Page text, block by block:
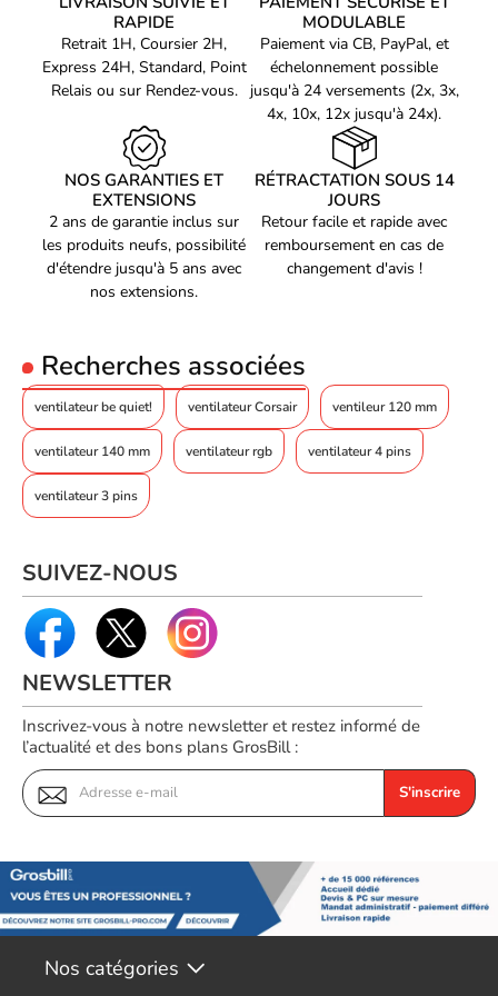
Connecteur 4 pins
Type de produit : Ventilateur boîtier
Contrôle : PWM
Moteur PWM pour une performance optimale
Niveau sonore ultra-bas
Longues ailettes pour une meilleure dissipation de la chaleur
Meilleure efficacité aérodynamique
Meilleure immunité EMI
Durabilité accrue
Ventilateur boîtier Be Quiet! Case Fan Pure Wings 2 PWM
92mm - BL038offre une technologie innovante et une
performance optimale. Grâce à son connecteur 4 pins et à sa
ventilateur est également doté d'une conception innovante, d'un
moteur PWM, de longues ailettes pour une meilleure dissipation
de la chaleur, d'une meilleure efficacité aérodynamique et d'une
immunité EMI supérieure. Enfin, ce produit de Be Quiet! est doté
d'une qualité exceptionnelle et est conçu pour une durabilité
accrue.
RAPIDE
Retrait 1H, Coursier 2H,
Express 24H, Standard, Point
Relais ou sur Rendez-vous.
MODULABLE
Paiement via CB, PayPal, et
échelonnement possible
jusqu'à 24 versements (2x, 3x,
4x, 10x, 12x jusqu'à 24x).
NOS GARANTIES ET
EXTENSIONS
2 ans de garantie inclus sur
les produits neufs, possibilité
d'étendre jusqu'à 5 ans avec
nos extensions.
RÉTRACTATION SOUS 14
JOURS
Retour facile et rapide avec
remboursement en cas de
changement d'avis !
Recherches associées
ventilateur be quiet! ventilateur Corsair ventileur 120 mm
ventilateur 140 mm ventilateur rgb ventilateur 4 pins
ventilateur 3 pins
SUIVEZ-NOUS
NEWSLETTER
Inscrivez-vous à notre newsletter et restez informé de
l’actualité et des bons plans GrosBill :
S'inscrire
Nos catégories